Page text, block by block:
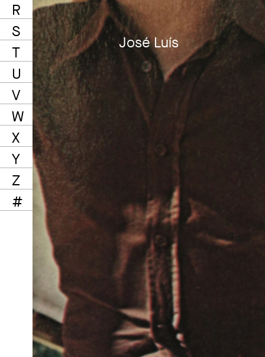
R
S
T
U
V
W
X
Y
Z
#
José Luís